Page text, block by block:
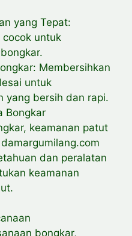
yang Tepat:
cocok untuk
Membersihkan
untuk
yang bersih dan rapi.
Bongkar
keamanan patut
dan peralatan
keamanan
bongkar,